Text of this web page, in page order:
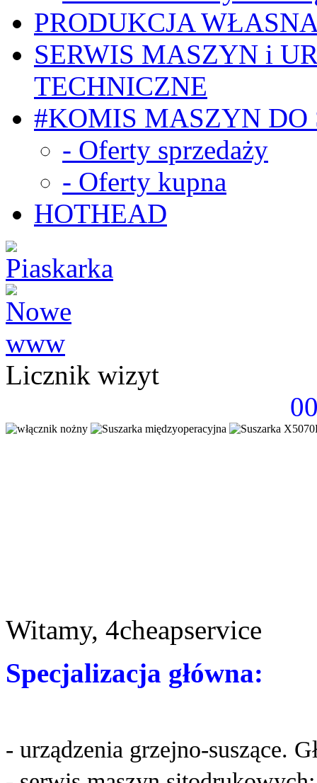
PRODUKCJA
SERWIS MASZYN i
TECHNICZNE
#KOMIS MASZYN DO
- Oferty sprzedaży
- Oferty kupna
HOTHEAD
Licznik wizyt
Witamy, 4cheapservice
Specjalizacja główna:
- urządzenia grzejno-suszące.